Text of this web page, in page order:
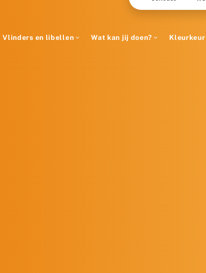
Vlinders en libellen Wat kan jij doen? Kleurkeur